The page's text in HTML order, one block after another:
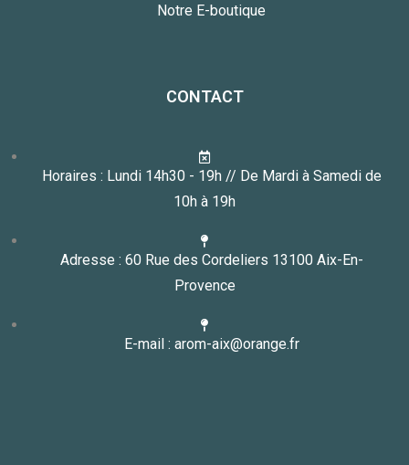
Notre E-boutique
CONTACT
Horaires : Lundi 14h30 - 19h // De Mardi à Samedi de
10h à 19h
Adresse : 60 Rue des Cordeliers 13100 Aix-En-
Provence
E-mail : arom-aix@orange.fr